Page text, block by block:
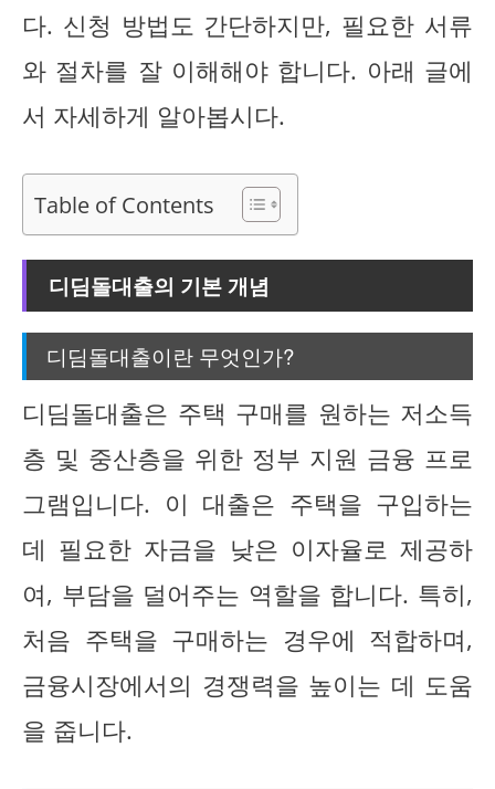
다. 신청 방법도 간단하지만, 필요한 서류
와 절차를 잘 이해해야 합니다. 아래 글에
서 자세하게 알아봅시다.
Table of Contents
디딤돌대출의 기본 개념
디딤돌대출이란 무엇인가?
디딤돌대출은 주택 구매를 원하는 저소득
층 및 중산층을 위한 정부 지원 금융 프로
그램입니다. 이 대출은 주택을 구입하는
데 필요한 자금을 낮은 이자율로 제공하
여, 부담을 덜어주는 역할을 합니다. 특히,
처음 주택을 구매하는 경우에 적합하며,
금융시장에서의 경쟁력을 높이는 데 도움
을 줍니다.